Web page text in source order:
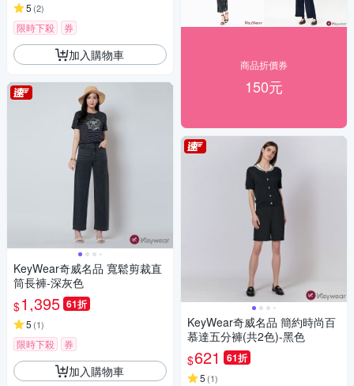
5 (2)
限時下殺 券
加入購物車
KeyWear奇威名品 寬鬆剪裁直
筒長褲-深灰色
$1,395 61折
5 (1)
限時下殺 券
加入購物車
商品折價券
150元
KeyWear奇威名品 簡約時尚百
慕達五分褲(共2色)-黑色
$621 61折
5 (1)